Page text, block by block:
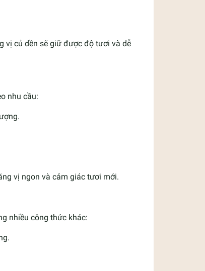
vị củ dền sẽ giữ được độ tươi và dễ
nhu cầu:
vị ngon và cảm giác tươi mới.
nhiều công thức khác: